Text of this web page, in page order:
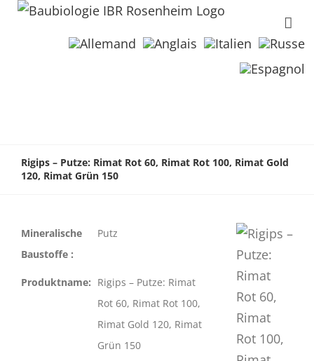
Rigips – Putze: Rimat Rot 60, Rimat Rot 100, Rimat Gold
120, Rimat Grün 150
Mineralische
Baustoffe :
Putz
Produktname: Rigips – Putze: Rimat
Rot 60, Rimat Rot 100,
Rimat Gold 120, Rimat
Grün 150